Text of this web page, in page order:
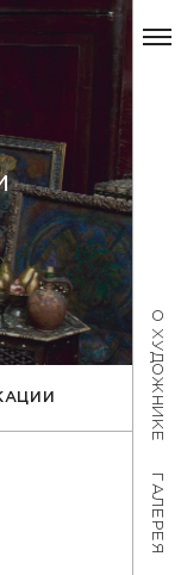
О ХУДОЖНИКЕ
ГАЛЕРЕЯ